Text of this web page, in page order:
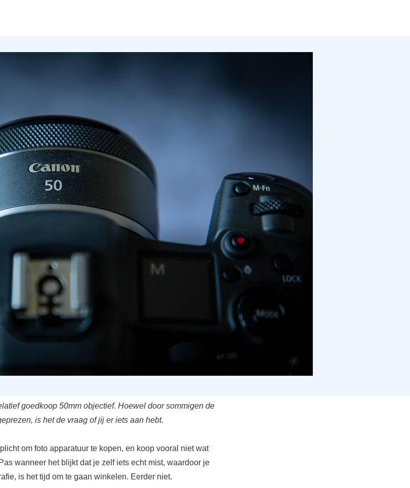
goedkoop 50mm objectief. Hoewel door sommigen de
is het de vraag of jij er iets aan hebt.
om foto apparatuur te kopen, en koop vooral niet wat
wanneer het blijkt dat je zelf iets echt mist, waardoor je
is het tijd om te gaan winkelen. Eerder niet.